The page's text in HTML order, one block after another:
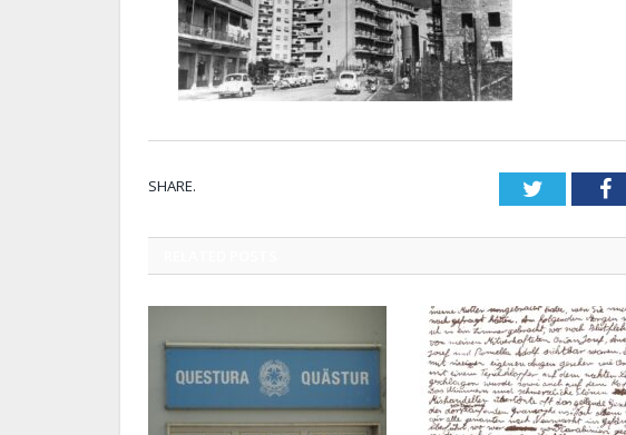
SHARE. Twitter